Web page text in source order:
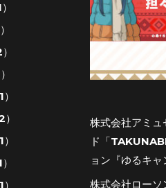
株式会社アミ
ド「
ョン『ゆるキ
株式会社ロー